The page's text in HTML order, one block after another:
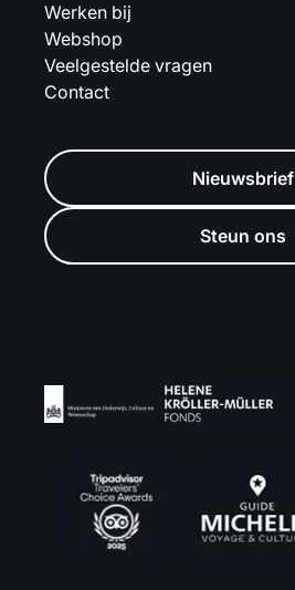
Werken bij
Webshop
Veelgestelde vragen
Contact
Nieuwsbrief
Steun ons